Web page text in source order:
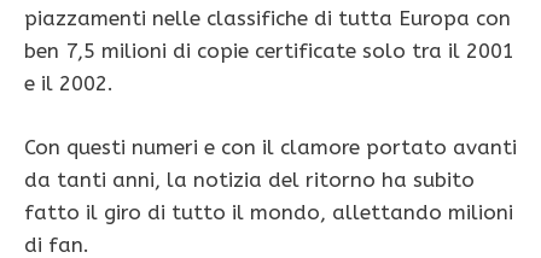
piazzamenti nelle classifiche di tutta Europa con
ben 7,5 milioni di copie certificate solo tra il 2001
e il 2002.
Con questi numeri e con il clamore portato avanti
da tanti anni, la notizia del ritorno ha subito
fatto il giro di tutto il mondo, allettando milioni
di fan.